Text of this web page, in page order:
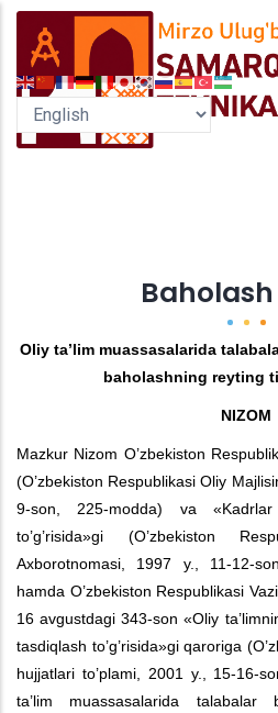
Skip
main
content
Oliy ta’lim muassasalarida
baholashning reyting
NIZOM
Mazkur Nizom O’zbekiston
(O’zbekiston Respublikasi Oliy
9-son, 225-modda) va
to’g’risida»gi (O’zbekiston
Axborotnomasi, 1997 y., 11-12-
hamda O’zbekiston Respublikasi
16 avgustdagi 343-son «Oliy
tasdiqlash to’g’risida»giqaroriga
hujjatlari to’plami, 2001 y., 15-16-
ta’lim muassasalarida